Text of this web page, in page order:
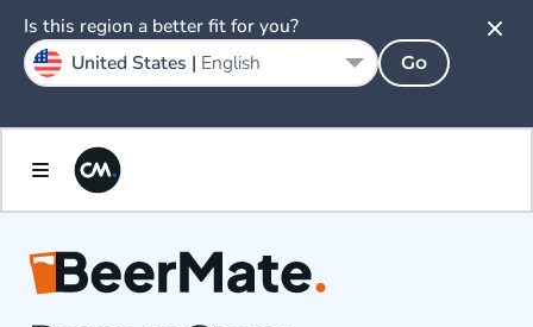
Is this region a better fit for you?
United States | English Go